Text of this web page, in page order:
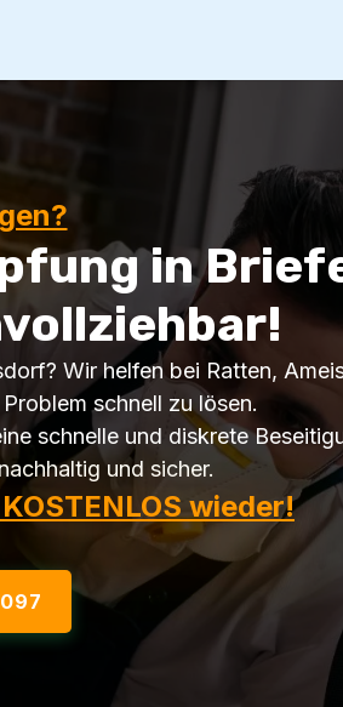
in
Wir helfen bei Ratten,
schnell zu lösen.
schnelle und diskrete
und sicher.
wieder!